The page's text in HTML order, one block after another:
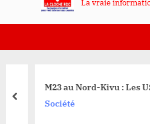
La vraie
M23 au Nord-Kivu : Les
Société
prev